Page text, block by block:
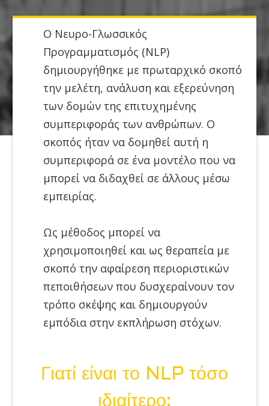
Ο Νευρο-Γλωσσικός
Προγραμματισμός (NLP)
δημιουργήθηκε με πρωταρχικό σκοπό
την μελέτη, ανάλυση και εξερεύνηση
των δομών της επιτυχημένης
συμπεριφοράς των ανθρώπων. Ο
σκοπός ήταν να δομηθεί αυτή η
συμπεριφορά σε ένα μοντέλο που να
μπορεί να διδαχθεί σε άλλους μέσω
εμπειρίας.
Ως μέθοδος μπορεί να
χρησιμοποιηθεί και ως θεραπεία με
σκοπό την αφαίρεση περιοριστικών
πεποιθήσεων που δυσχεραίνουν τον
τρόπο σκέψης και δημιουργούν
εμπόδια στην εκπλήρωση στόχων.
Γιατί είναι το NLP τόσο
ιδιαίτερο;